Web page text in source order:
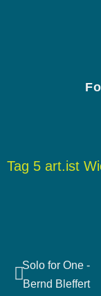
Tag 5 art.ist
Solo for One -
Bernd Bleffert